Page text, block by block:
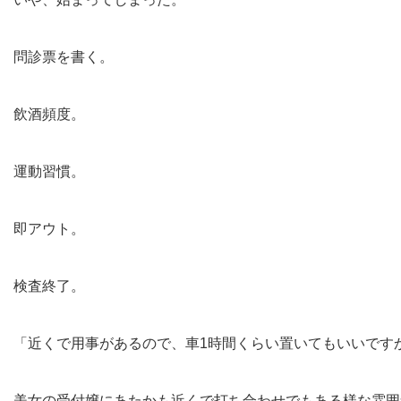
問診票を書く。
飲酒頻度。
運動習慣。
即アウト。
検査終了。
「近くで用事があるので、車1時間くらい置いてもいいです